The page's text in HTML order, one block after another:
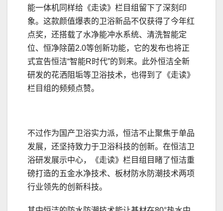
能一体机同样给《走读》栏目组留下了深刻印
象。这款颜值爆表的卫浴新品不仅获得了今年红
点奖，还搭载了水净能冲水系统、清洗智能定
位、恒净除菌2.0等创新功能，它的发布也将正
式宣告恒洁“智能R时代”的到来。此外恒洁全新
研发的花洒阻垢等卫浴技术，也得到了《走读》
栏目组的频频点赞。
不过作为国产卫浴实力派，恒洁不止聚焦于单品
发展，还坚持致力于卫浴科技的创新。在恒洁卫
浴研发展示中心，《走读》栏目组目睹了恒洁重
磅打造的五金水净技术、板材防水防潮技术两项
行业领先的创新科技。